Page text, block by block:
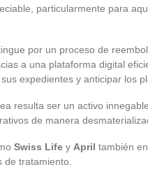
particularmente para
por un proceso de
a una plataforma digital
expedientes y anticipar los
resulta ser un activo
de manera
Swiss Life y April también
de tratamiento.